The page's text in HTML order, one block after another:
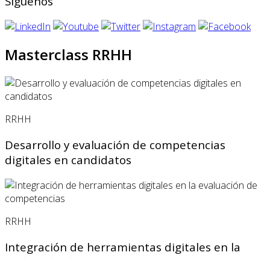
Masterclass RRHH
RRHH
Desarrollo y evaluación de competencias
digitales en candidatos
RRHH
Integración de herramientas digitales en la